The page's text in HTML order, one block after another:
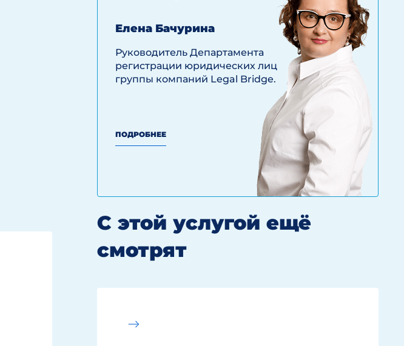
Елена Бачурина
Руководитель Департамента
регистрации юридических лиц
группы компаний Legal Bridge.
ПОДРОБНЕЕ
С этой услугой ещё
смотрят